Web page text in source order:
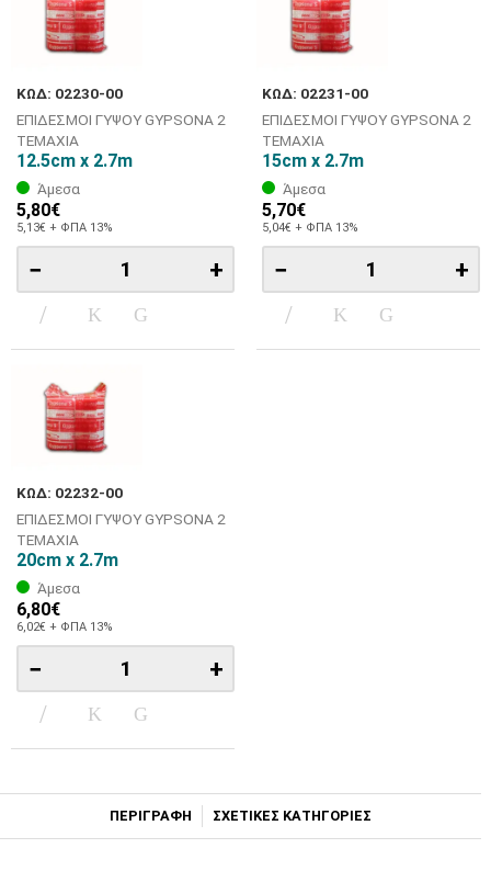
ΚΩΔ: 02230-00
ΕΠΙΔΕΣΜΟΙ ΓΥΨΟΥ GYPSONA 2
ΤΕΜΑΧΙΑ
12.5cm x 2.7m
Άμεσα
5,80€
5,13€ + ΦΠΑ 13%
− +
ΚΩΔ: 02231-00
ΕΠΙΔΕΣΜΟΙ ΓΥΨΟΥ GYPSONA 2
ΤΕΜΑΧΙΑ
15cm x 2.7m
Άμεσα
5,70€
5,04€ + ΦΠΑ 13%
− +
ΚΩΔ: 02232-00
ΕΠΙΔΕΣΜΟΙ ΓΥΨΟΥ GYPSONA 2
ΤΕΜΑΧΙΑ
20cm x 2.7m
Άμεσα
6,80€
6,02€ + ΦΠΑ 13%
− +
ΠΕΡΙΓΡΑΦΗ ΣΧΕΤΙΚΕΣ ΚΑΤΗΓΟΡΙΕΣ